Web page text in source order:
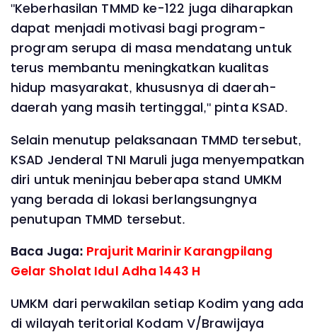
"Keberhasilan TMMD ke-122 juga diharapkan
dapat menjadi motivasi bagi program-
program serupa di masa mendatang untuk
terus membantu meningkatkan kualitas
hidup masyarakat, khususnya di daerah-
daerah yang masih tertinggal," pinta KSAD.
Selain menutup pelaksanaan TMMD tersebut,
KSAD Jenderal TNI Maruli juga menyempatkan
diri untuk meninjau beberapa stand UMKM
yang berada di lokasi berlangsungnya
penutupan TMMD tersebut.
Baca Juga: Prajurit Marinir Karangpilang
Gelar Sholat Idul Adha 1443 H
UMKM dari perwakilan setiap Kodim yang ada
di wilayah teritorial Kodam V/Brawijaya